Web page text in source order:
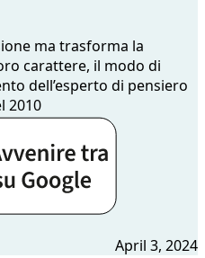
ma trasforma la
carattere, il modo di
dell’esperto di pensiero
2010
April 3, 2024